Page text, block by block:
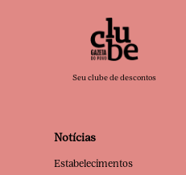
Seu clube de descontos
Notícias
Estabelecimentos